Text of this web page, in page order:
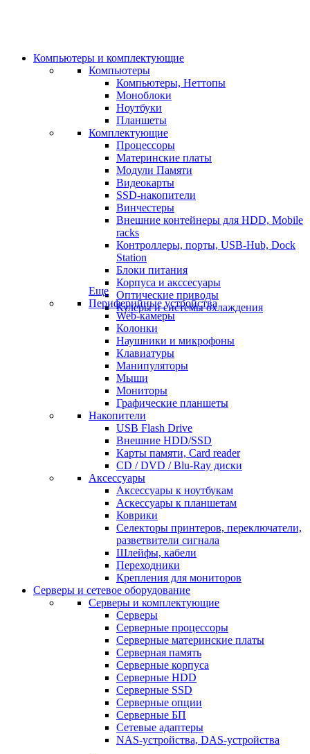
Компьютеры и комплектующие
Компьютеры
Компьютеры, Неттопы
Моноблоки
Ноутбуки
Планшеты
Комплектующие
Процессоры
Материнские платы
Модули Памяти
Видеокарты
SSD-накопители
Винчестеры
Внешние контейнеры для HDD, Mobile
racks
Контроллеры, порты, USB-Hub, Dock
Station
Блоки питания
Корпуса и акссесуары
Оптические приводы
Кулеры и системы охлаждения
Еще
Периферийные устройства
Web-камеры
Колонки
Наушники и микрофоны
Клавиатуры
Манипуляторы
Мыши
Мониторы
Графические планшеты
Накопители
USB Flash Drive
Внешние HDD/SSD
Карты памяти, Card reader
CD / DVD / Blu-Ray диски
Аксессуары
Аксессуары к ноутбукам
Аскессуары к планшетам
Коврики
Селекторы принтеров, переключатели,
разветвители сигнала
Шлейфы, кабели
Переходники
Крепления для мониторов
Серверы и сетевое оборудование
Серверы и комплектующие
Серверы
Серверные процессоры
Серверные материнские платы
Серверная память
Серверные корпуса
Серверные HDD
Серверные SSD
Серверные опции
Серверные БП
Сетевые адаптеры
NAS-устройства, DAS-устройства